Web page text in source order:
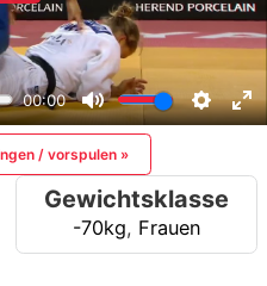
/ vorspulen »
Gewichtsklasse
-70kg, Frauen